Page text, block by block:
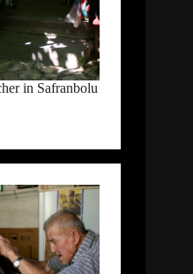
in Safranbolu